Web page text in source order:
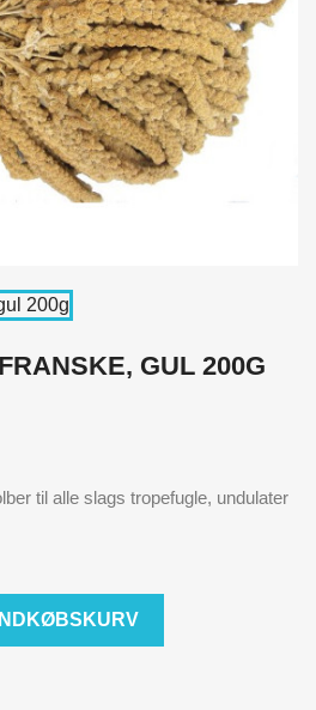
GUL 200G
til alle slags tropefugle, undulater